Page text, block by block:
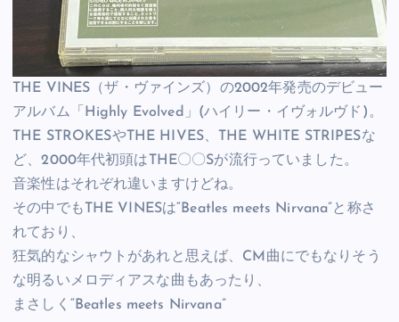
THE VINES（ザ・ヴァインズ）の2002年発売のデビュー
アルバム「Highly Evolved」(ハイリー・イヴォルヴド)。
THE STROKESやTHE HIVES、THE WHITE STRIPESな
ど、2000年代初頭はTHE〇〇Sが流行っていました。
音楽性はそれぞれ違いますけどね。
その中でもTHE VINESは“Beatles meets Nirvana”と称さ
れており、
狂気的なシャウトがあれと思えば、CM曲にでもなりそう
な明るいメロディアスな曲もあったり、
まさしく“Beatles meets Nirvana”